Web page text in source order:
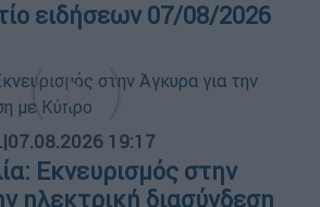
ειδήσεων 07/08/2026
|07.08.2026 19:17
Εκνευρισμός στην
ηλεκτρική διασύνδεση